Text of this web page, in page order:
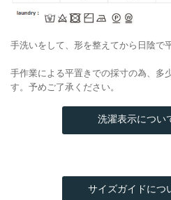
手洗いをして、形を整えてから日陰で
手作業による平置きでの採寸の為、多
す。予めご了承ください。
洗濯表示につい
サイズガイドにつ